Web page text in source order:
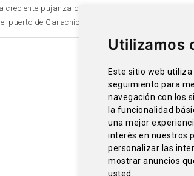
Utilizamos
Este sitio web
seguimiento para
navegación con los
la funcionalidad
una mejor
interés en nuestros
personalizar las
mostrar anuncios
usted
creciente pujanza de Santa
puerto de Garachico.